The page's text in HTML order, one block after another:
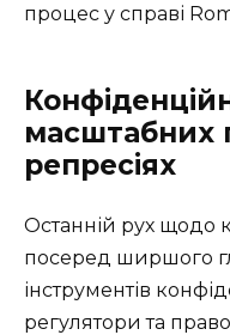
процес у справі
масштабних
репресіях
Останній рух щодо
посеред ширшого
інструментів
регулятори та